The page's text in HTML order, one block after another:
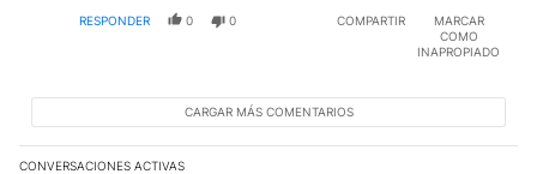
RESPONDER 0 0 COMPARTIR
MARCAR
COMO
INAPROPIADO
CARGAR MÁS COMENTARIOS
CONVERSACIONES ACTIVAS